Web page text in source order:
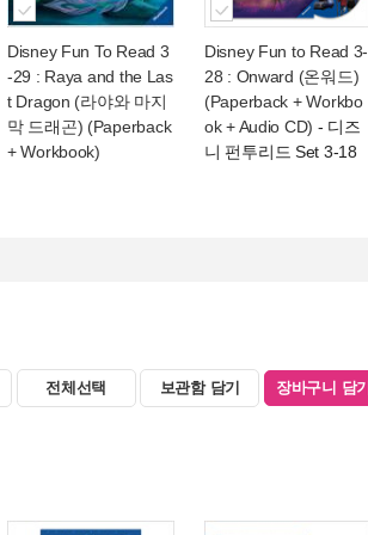
Disney Fun To Read 3
-29 : Raya and the Las
t Dragon (라야와 마지
막 드래곤) (Paperback
+ Workbook)
Disney Fun to Read 3-
28 : Onward (온워드)
(Paperback + Workbo
ok + Audio CD) - 디즈
니 펀투리드 Set 3-18
전체선택 보관함 담기 장바구니 담기